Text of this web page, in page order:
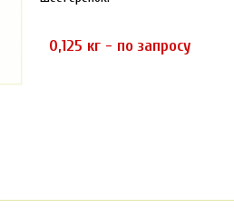
0,125 кг - по запросу